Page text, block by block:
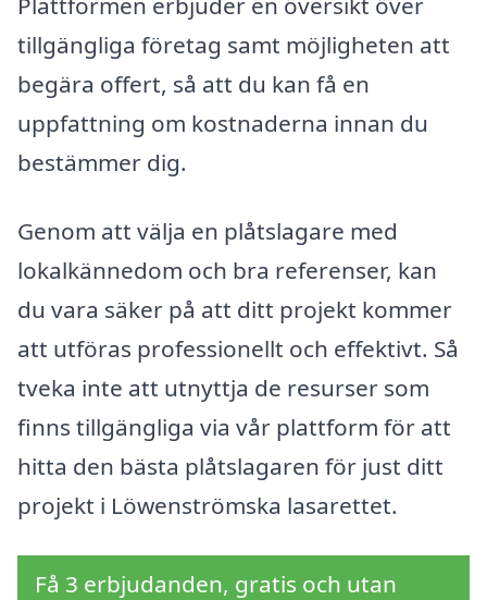
tillgängliga företag samt möjligheten att
begära offert, så att du kan få en
uppfattning om kostnaderna innan du
bestämmer dig.
Genom att välja en plåtslagare med
lokalkännedom och bra referenser, kan
du vara säker på att ditt projekt kommer
att utföras professionellt och effektivt. Så
tveka inte att utnyttja de resurser som
finns tillgängliga via vår plattform för att
hitta den bästa plåtslagaren för just ditt
projekt i Löwenströmska lasarettet.
Få 3 erbjudanden, gratis och utan